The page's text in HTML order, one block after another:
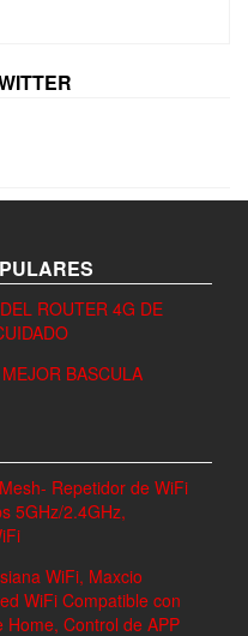
ROUTER 4G DE
BASCULA
Repetidor de WiFi
5GHz/2.4GHz,
WiFi, Maxcio
WiFi Compatible con
Home, Control de APP